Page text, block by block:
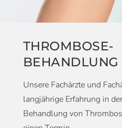
THROMBOSE-
BEHANDLUNG
Unsere Fachärzte und
langjährige Erfahrung in
Behandlung von